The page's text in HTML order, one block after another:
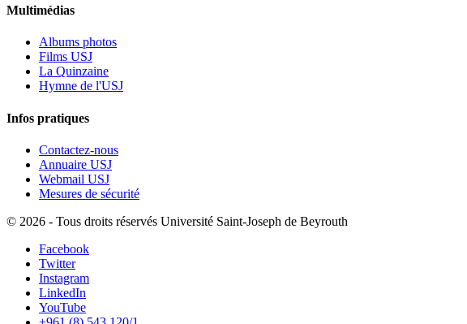
Multimédias
Albums photos
Films USJ
La Quinzaine
Hymne de l'USJ
Infos pratiques
Contactez-nous
Annuaire USJ
Webmail USJ
Mesures de sécurité
© 2026 - Tous droits réservés Université Saint-Joseph de Beyrouth
Facebook
Twitter
Instagram
LinkedIn
YouTube